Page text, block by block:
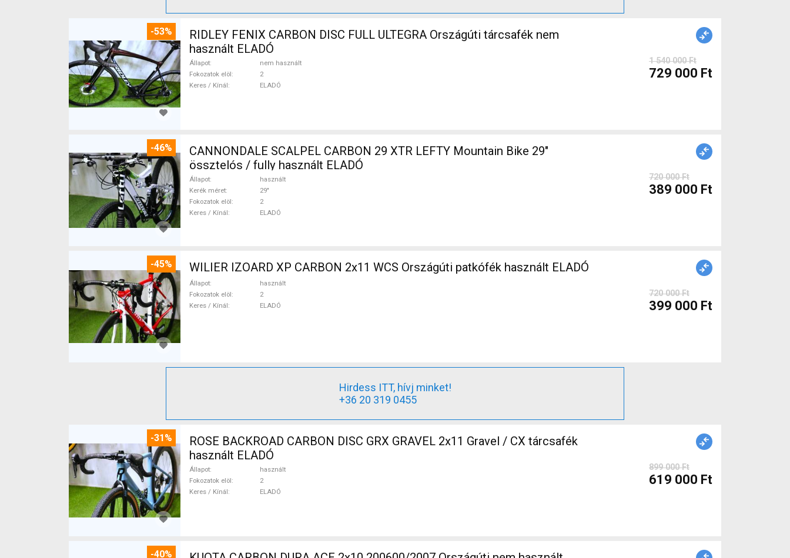
-53%
RIDLEY FENIX CARBON DISC FULL ULTEGRA Országúti tárcsafék nem
használt ELADÓ
Állapot
nem használt
Fokozatok elöl
2
Keres / Kínál
ELADÓ
1 540 000 Ft
729 000 Ft
-46%
CANNONDALE SCALPEL CARBON 29 XTR LEFTY Mountain Bike 29"
össztelós / fully használt ELADÓ
Állapot
használt
Kerék méret
29"
Fokozatok elöl
2
Keres / Kínál
ELADÓ
720 000 Ft
389 000 Ft
-45% WILIER IZOARD XP CARBON 2x11 WCS Országúti patkófék használt ELADÓ
Állapot
használt
Fokozatok elöl
2
Keres / Kínál
ELADÓ
720 000 Ft
399 000 Ft
Hirdess ITT, hívj minket!
+36 20 319 0455
-31%
ROSE BACKROAD CARBON DISC GRX GRAVEL 2x11 Gravel / CX tárcsafék
használt ELADÓ
Állapot
használt
Fokozatok elöl
2
Keres / Kínál
ELADÓ
899 000 Ft
619 000 Ft
-40%